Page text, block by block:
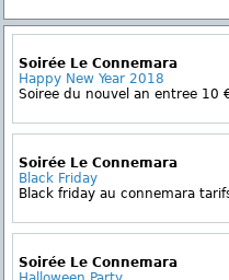
Soirée Le Connemara
Happy New Year 2018
Soiree du nouvel an entree 10
Soirée Le Connemara
Black Friday
Black friday au connemara
Soirée Le Connemara